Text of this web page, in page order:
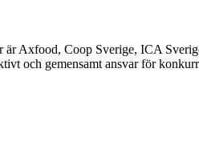
Axfood, Coop Sverige, ICA
och gemensamt ansvar för